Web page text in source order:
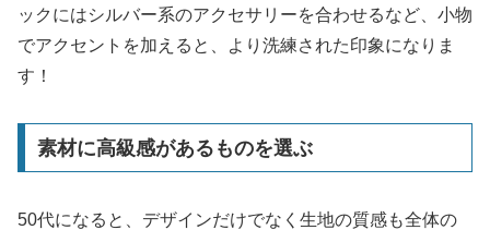
ックにはシルバー系のアクセサリーを合わせるなど、小物
でアクセントを加えると、より洗練された印象になりま
す！
素材に高級感があるものを選ぶ
50代になると、デザインだけでなく生地の質感も全体の